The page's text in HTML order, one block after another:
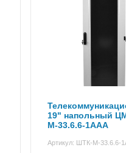
19" напольный
М-33.6.6-1ААА
Артикул: ШТК-М-33.6.6-